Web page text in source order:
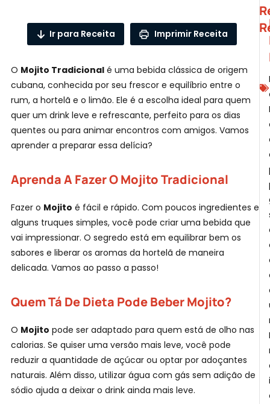
Ir para Receita Imprimir Receita
O Mojito Tradicional é uma bebida clássica de origem
cubana, conhecida por seu frescor e equilíbrio entre o
rum, a hortelã e o limão. Ele é a escolha ideal para quem
quer um drink leve e refrescante, perfeito para os dias
quentes ou para animar encontros com amigos. Vamos
aprender a preparar essa delícia?
Aprenda A Fazer O Mojito Tradicional
Fazer o Mojito é fácil e rápido. Com poucos ingredientes e
alguns truques simples, você pode criar uma bebida que
vai impressionar. O segredo está em equilibrar bem os
sabores e liberar os aromas da hortelã de maneira
delicada. Vamos ao passo a passo!
Quem Tá De Dieta Pode Beber Mojito?
O Mojito pode ser adaptado para quem está de olho nas
calorias. Se quiser uma versão mais leve, você pode
reduzir a quantidade de açúcar ou optar por adoçantes
naturais. Além disso, utilizar água com gás sem adição de
sódio ajuda a deixar o drink ainda mais leve.
e